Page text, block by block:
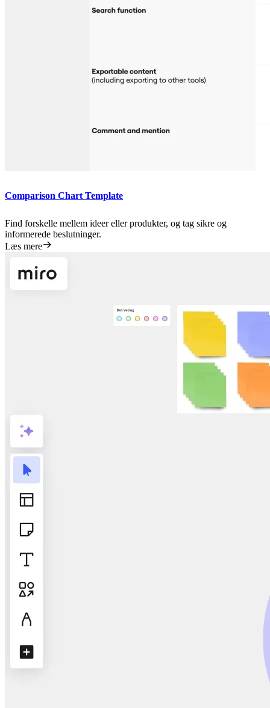
Comparison Chart Template
Find forskelle mellem ideer eller produkter, og tag sikre og
informerede beslutninger.
Læs mere